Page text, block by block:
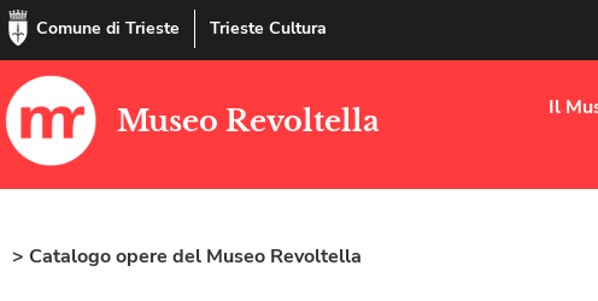
Comune di Trieste Trieste Cultura
Museo Revoltella Il
> Catalogo opere del Museo Revoltella